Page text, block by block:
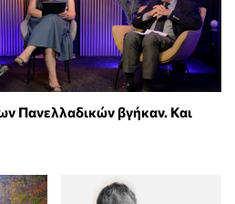
Πανελλαδικών βγήκαν. Και